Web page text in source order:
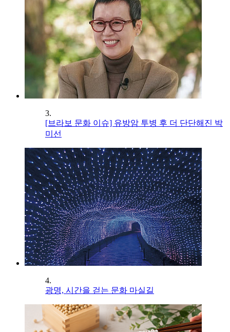
3.
[브라보 문화 이슈] 유방암 투병 후 더 단단해진 박
미선
4.
광명, 시간을 걷는 문화 마실길